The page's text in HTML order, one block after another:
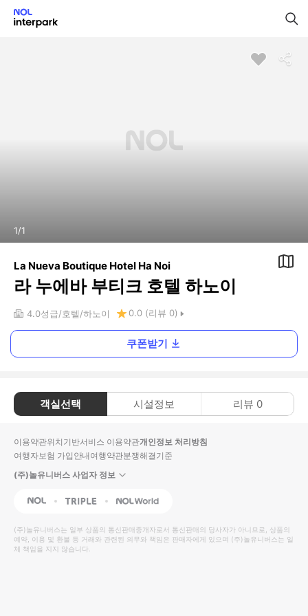
1/1
La Nueva Boutique Hotel Ha Noi
라 누에바 부티크 호텔 하노이
4.0성급 호텔 하노이 0.0 (리뷰 0)
쿠폰받기
객실선택 시설정보 리뷰 0
이용약관위치기반서비스 이용약관개인정보 처리방침
여행자보험 가입안내여행약관분쟁해결기준
(주)놀유니버스 사업자 정보
NOL Triple Interpark Global
(주)놀유니버스는 일부 상품의 통신판매중개자로서 통신판매의 당사자가 아니므로, 상품의
예약, 이용 및 환불 등 거래와 관련된 의무와 책임은 판매자에게 있으며 (주)놀유니버스는 일
체 책임을 지지 않습니다.